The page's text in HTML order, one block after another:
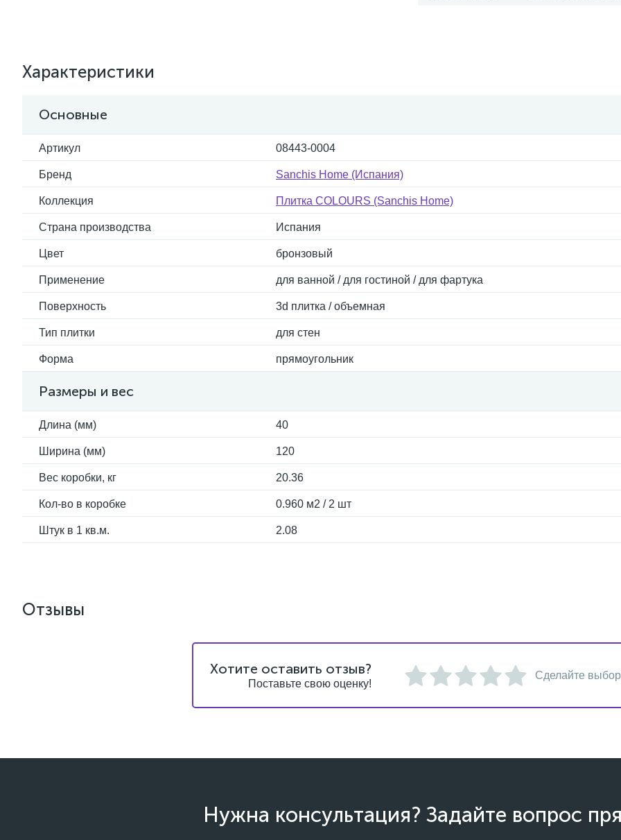
Характеристики
Основные
Артикул 08443-0004
Бренд Sanchis Home (Испания)
Коллекция Плитка COLOURS (Sanchis Home)
Страна производства Испания
Цвет бронзовый
Применение для ванной / для гостиной / для фартука
Поверхность 3d плитка / объемная
Тип плитки для стен
Форма прямоугольник
Размеры и вес
Длина (мм) 40
Ширина (мм) 120
Вес коробки, кг 20.36
Кол-во в коробке 0.960 м2 / 2 шт
Штук в 1 кв.м. 2.08
Отзывы
Хотите оставить отзыв?
Поставьте свою оценку!
Сделайте
Нужна консультация? Задайте вопрос